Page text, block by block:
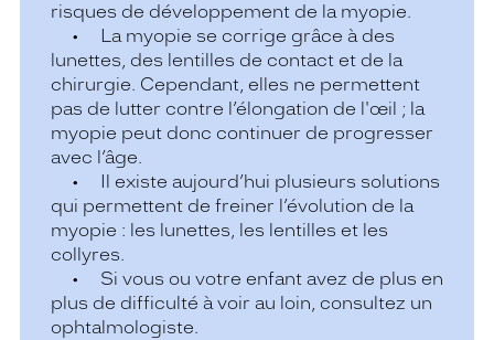
risques de développement de la myopie.
• La myopie se corrige grâce à des
lunettes, des lentilles de contact et de la
chirurgie. Cependant, elles ne permettent
pas de lutter contre l’élongation de l'œil ; la
myopie peut donc continuer de progresser
avec l’âge.
• Il existe aujourd’hui plusieurs solutions
qui permettent de freiner l’évolution de la
myopie : les lunettes, les lentilles et les
collyres.
• Si vous ou votre enfant avez de plus en
plus de difficulté à voir au loin, consultez un
ophtalmologiste.